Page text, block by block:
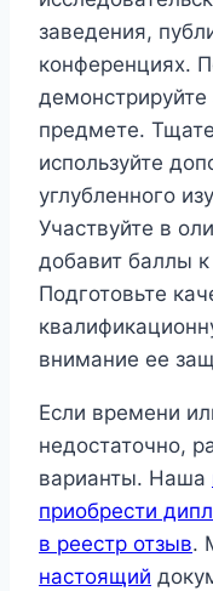
заведения,
конференциях.
демонстрируйте
предмете.
используйте
углубленного
Участвуйте в
добавит баллы
Подготовьте
внимание ее
Если времени
недостаточно,
варианты. Наша
приобрести
в реестр отзыв.
настоящий